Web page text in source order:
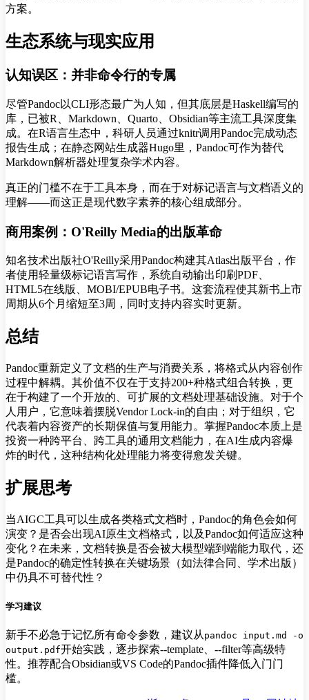
方案。
生态系统与现实应用
认知误区：并非命令行的专属
尽管Pandoc以CLI形态最广为人知，但其底层是Haskell编写的
库，已被R、Markdown、Quarto、Obsidian等主流工具深度集
成。在R语言生态中，科研人员通过knitr调用Pandoc完成动态
报告生成；在静态网站生成器Hugo里，Pandoc可作为替代
Markdown解析器处理复杂学术内容。
真正的门槛不在于工具本身，而在于对标记语言与文档语义的
理解——而这正是现代数字素养的核心组成部分。
商用案例：O'Reilly Media的出版革命
知名技术出版社O'Reilly采用Pandoc构建其Atlas出版平台，作
者使用轻量级标记语言写作，系统自动输出印刷PDF、
HTML5在线版、MOBI/EPUB电子书。这套流程使其新书上市
周期从6个月缩短至3周，同时支持内容实时更新。
总结
Pandoc重新定义了文档的生产与消费关系，将格式从内容创作
过程中解耦。其价值不仅在于支持200+种格式组合转换，更
在于构建了一个开放的、可扩展的文档处理基础设施。对于个
人用户，它意味着摆脱Vendor Lock-in的自由；对于组织，它
代表着内容资产的长期保值与复用能力。掌握Pandoc本质上是
投资一种跨平台、跨工具的通用文档能力，在AI生成内容爆
炸的时代，这种结构化处理能力将变得愈发关键。
扩展思考
当AIGC工具可以生成各类格式文档时，Pandoc的角色会如何
演变？是否会出现AI原生文档格式，以及Pandoc如何适应这种
变化？在未来，文档转换是否会被大模型端到端能力取代，还
是Pandoc的确定性转换在关键场景（如法律合同、学术出版）
中仍具不可替代性？
学习建议
新手不必急于记忆所有命令参数，建议从 pandoc input.md -o
output.pdf开始实践，逐步探索--template、--filter等高级特
性。推荐配合Obsidian或VS Code的Pandoc插件降低入门门
槛。